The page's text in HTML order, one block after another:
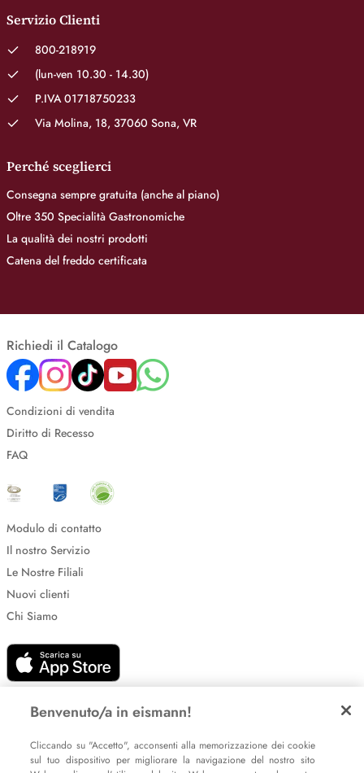
Servizio Clienti
800-218919
(lun-ven 10.30 - 14.30)
P.IVA 01718750233
Via Molina, 18, 37060 Sona, VR
Perché sceglierci
Consegna sempre gratuita (anche al piano)
Oltre 350 Specialità Gastronomiche
La qualità dei nostri prodotti
Catena del freddo certificata
Richiedi il Catalogo
Condizioni di vendita
Diritto di Recesso
FAQ
Modulo di contatto
Il nostro Servizio
Le Nostre Filiali
Nuovi clienti
Chi Siamo
Impostazione dei cookie
Benvenuto/a in eismann!
Cliccando su "Accetto", acconsenti alla memorizzazione dei cookie
sul tuo dispositivo per migliorare la navigazione del nostro sito